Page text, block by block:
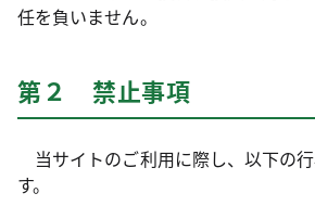
任を負いません。
第２ 禁止事項
当サイトのご利用に際し、以下の
す。